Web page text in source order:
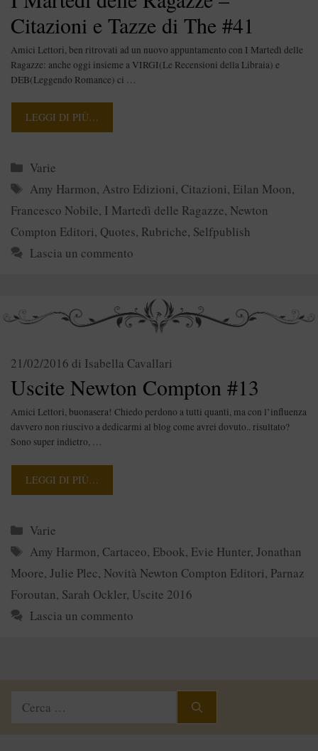
Citazioni e Tazze di The #41
Amici Lettori, ben ritrovati ad un nuovo appuntamento con I Martedì delle
Ragazze: anche oggi insieme a VIRGI(Le Recensioni della Libraia) e
DEB(Leggendo Romance) ci …
LEGGI DI PIÙ…
Categorie
Varie
Tag
Amy Harmon, Astro Edizioni,Citazioni, Eilan Moon,
Francesco Nobile, I Martedì delle Ragazze, Newton
Compton Editori, Quotes, Rubriche, Selfpublish
Lascia un commento
Uscite Newton Compton #13
21/02/2016 di Isabella Cavallari
Amici Lettori, buonasera! Chiedo perdono a tutti quanti, ma con l’influenza
davvero non riuscivo a dedicarmi al blog come avrei dovuto.. risultato?
Sono super indietro, …
LEGGI DI PIÙ…
Categorie
Varie
Tag
Amy Harmon,Cartaceo, Ebook, Evie Hunter,Jonathan
Moore, Julie Plec, Novità Newton Compton Editori, Parnaz
Foroutan, Sarah Ockler, Uscite 2016
Lascia un commento